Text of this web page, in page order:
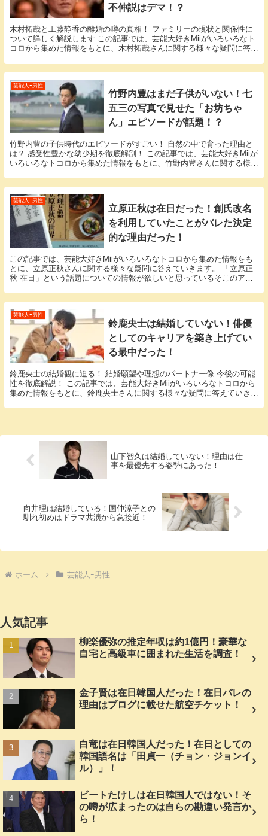
不仲説はデマ！？
木村拓哉と工藤静香の離婚の噂の真相！ ファミリーの現状と関係性に
ついて詳しく解説します この記事では、芸能大好きMiiがいろいろなト
コロから集めた情報をもとに、木村拓哉さんに関する様々な疑問に答え
芸能人ｰ男性
竹野内豊はまだ子供がいない！七
五三の写真で見せた「お坊ちゃ
ん」エピソードが話題！？
竹野内豊の子供時代のエピソードがすごい！ 自然の中で育った理由と
は？ 感受性豊かな幼少期を徹底解剖！ この記事では、芸能大好きMiiが
いろいろなトコロから集めた情報をもとに、竹野内豊さんに関する様々
芸能人ｰ男性
立原正秋は在日だった！創氏改名
を利用していたことがバレた決定
的な理由だった！
この記事では、芸能大好きMiiがいろいろなトコロから集めた情報をも
とに、立原正秋さんに関する様々な疑問に答えていきます。 「立原正
秋 在日」という話題についての情報が欲しいと思っているそこのアナ
芸能人ｰ男性
鈴鹿央士は結婚していない！俳優
としてのキャリアを築き上げてい
る最中だった！
鈴鹿央士の結婚観に迫る！ 結婚願望や理想のパートナー像 今後の可能
性を徹底解説！ この記事では、芸能大好きMiiがいろいろなトコロから
集めた情報をもとに、鈴鹿央士さんに関する様々な疑問に答えていきま
山下智久は結婚していない！理由は仕
事を最優先する姿勢にあった！
向井理は結婚している！国仲涼子との
馴れ初めはドラマ共演から急接近！
ホーム 芸能人ｰ男性
人気記事
柳楽優弥の推定年収は約1億円！豪華な
自宅と高級車に囲まれた生活を調査！
金子賢は在日韓国人だった！在日バレの
理由はブログに載せた航空チケット！
白竜は在日韓国人だった！在日としての
韓国語名は「田貞一（チョン・ジョンイ
ル）」！
ビートたけしは在日韓国人ではない！そ
の噂が広まったのは自らの勘違い発言か
ら！